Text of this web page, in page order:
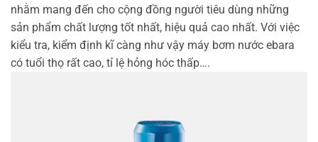
nhằm mang đến cho cộng đồng người tiêu dùng những
sản phẩm chất lượng tốt nhất, hiệu quả cao nhất. Với việc
kiểu tra, kiểm định kĩ càng như vậy máy bơm nước ebara
có tuổi thọ rất cao, tỉ lệ hỏng hóc thấp….